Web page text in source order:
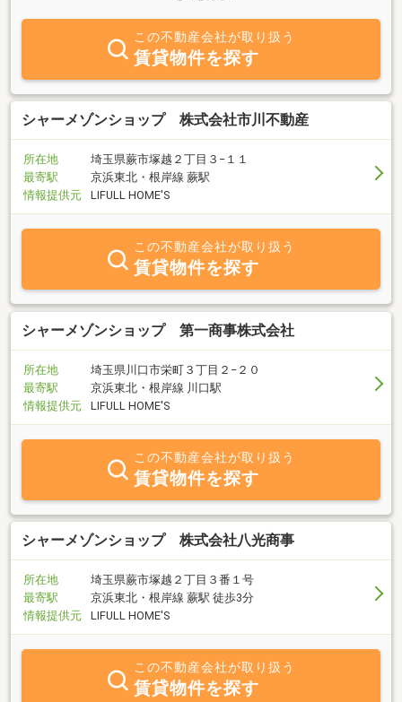
この不動産会社が取り扱う
賃貸物件を探す
シャーメゾンショップ 株式会社市川不動産
所在地
埼玉県蕨市塚越２丁目３−１１
最寄駅
京浜東北・根岸線 蕨駅
情報提供元
LIFULL HOME'S
この不動産会社が取り扱う
賃貸物件を探す
シャーメゾンショップ 第一商事株式会社
所在地
埼玉県川口市栄町３丁目２−２０
最寄駅
京浜東北・根岸線 川口駅
情報提供元
LIFULL HOME'S
この不動産会社が取り扱う
賃貸物件を探す
シャーメゾンショップ 株式会社八光商事
所在地
埼玉県蕨市塚越２丁目３番１号
最寄駅
京浜東北・根岸線 蕨駅 徒歩3分
情報提供元
LIFULL HOME'S
この不動産会社が取り扱う
賃貸物件を探す